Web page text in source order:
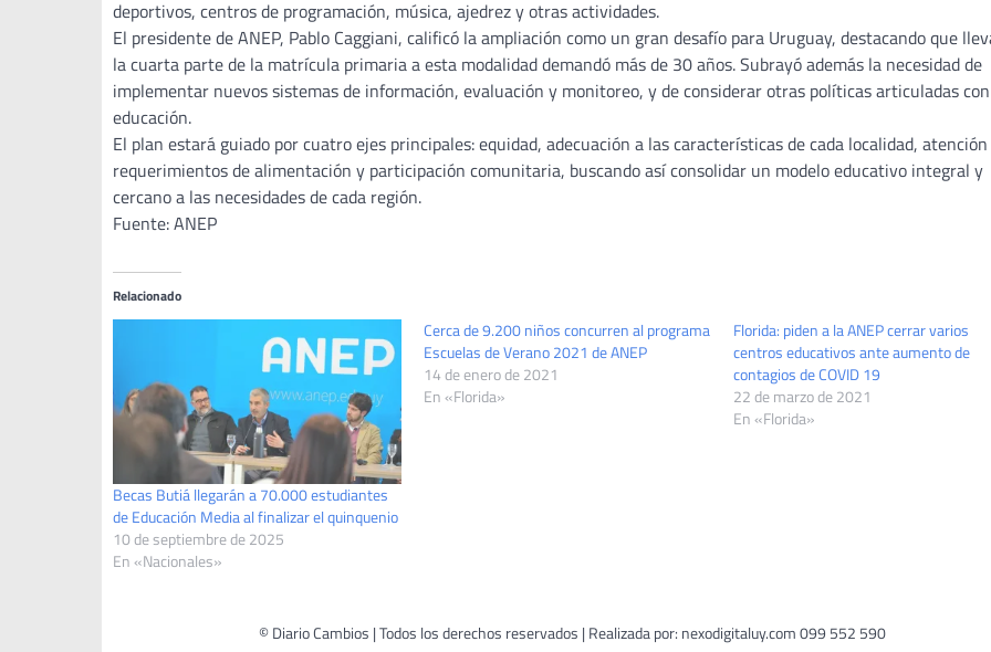
deportivos, centros de programación, música, ajedrez y otras actividades.
El presidente de ANEP, Pablo Caggiani, calificó la ampliación como un gran desafío para Uruguay, destacando que
la cuarta parte de la matrícula primaria a esta modalidad demandó más de 30 años. Subrayó además la necesidad de
implementar nuevos sistemas de información, evaluación y monitoreo, y de considerar otras políticas articuladas
educación.
El plan estará guiado por cuatro ejes principales: equidad, adecuación a las características de cada localidad,
requerimientos de alimentación y participación comunitaria, buscando así consolidar un modelo educativo integral y
cercano a las necesidades de cada región.
Fuente: ANEP
Relacionado
Becas Butiá llegarán a 70.000 estudiantes
de Educación Media al finalizar el quinquenio
10 de septiembre de 2025
En «Nacionales»
Cerca de 9.200 niños concurren al programa
Escuelas de Verano 2021 de ANEP
14 de enero de 2021
En «Florida»
Florida: piden a la ANEP cerrar varios
centros educativos ante aumento de
contagios de COVID 19
22 de marzo de 2021
En «Florida»